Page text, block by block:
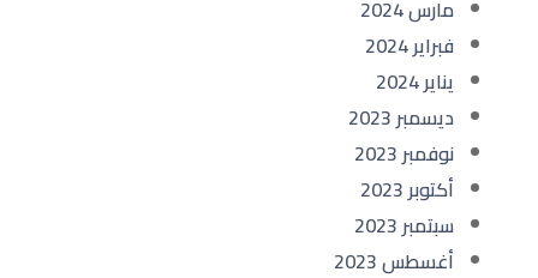
مارس 2024
فبراير 2024
يناير 2024
ديسمبر 2023
نوفمبر 2023
أكتوبر 2023
سبتمبر 2023
أغسطس 2023